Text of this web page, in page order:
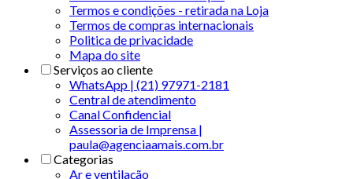
Termos e condições - retirada na Loja
Termos de compras internacionais
Politica de privacidade
Mapa do site
Serviços ao cliente
WhatsApp | (21) 97971-2181
Central de atendimento
Canal Confidencial
Assessoria de Imprensa |
paula@agenciaamais.com.br
Categorias
Ar e ventilação